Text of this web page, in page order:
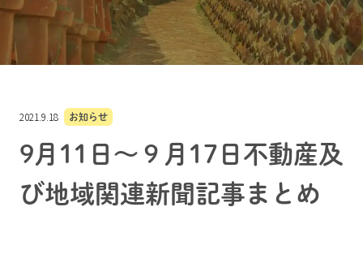
2021.9.18 お知らせ
9月11日～９月17日不動産及
び地域関連新聞記事まとめ